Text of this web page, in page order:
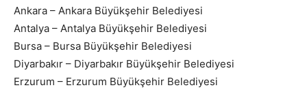
Ankara – Ankara Büyükşehir Belediyesi
Antalya – Antalya Büyükşehir Belediyesi
Bursa – Bursa Büyükşehir Belediyesi
Diyarbakır – Diyarbakır Büyükşehir Belediyesi
Erzurum – Erzurum Büyükşehir Belediyesi